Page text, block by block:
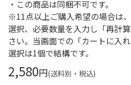
・この商品は同梱不可です。
※11点以上ご購入希望の場合は
選択、必要数量を入力し「再計
さい。当画面での「カートに入
選択は1個で結構です。
2,580円(送料別・税込)